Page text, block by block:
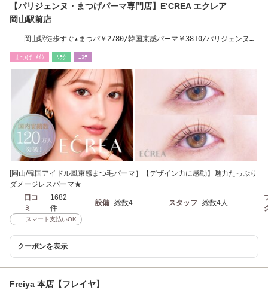
【パリジェンヌ・まつげパーマ専門店】E‘CREA エクレア
岡山駅前店
岡山駅徒歩すぐ★まつパ￥2780/韓国束感パーマ￥3810/パリジェンヌ
まつげ･ﾒｲｸ ﾘﾗｸ ｴｽﾃ
[岡山/韓国アイドル風束感まつ毛パーマ］【デザイン力に感動】魅力たっぷり
ダメージレスパーマ★
口コ
ミ
1682
件
設備 総数4 スタッフ 総数4人
スマート支払いOK
クーポンを表示
Freiya 本店【フレイヤ】